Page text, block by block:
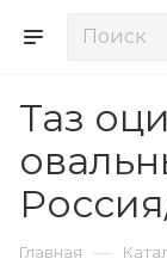
Таз
Главная —